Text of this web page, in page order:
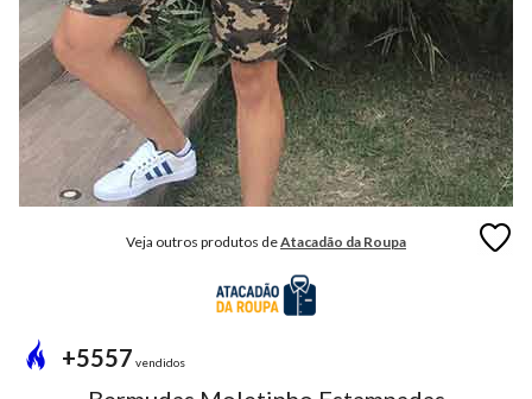
MODA
INVERNO
MODA
PREÇO
ÚNICO
Veja outros produtos deAtacadão da Roupa
+5557 vendidos